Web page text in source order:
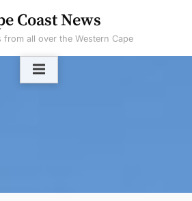
Coast News
from all over the Western Cape